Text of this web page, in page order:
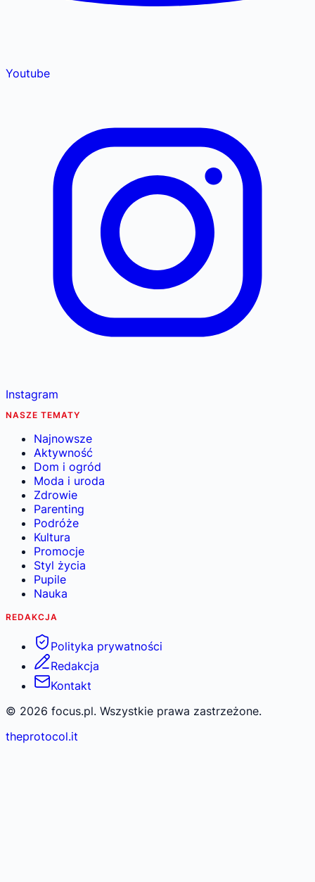
Youtube
Instagram
NASZE TEMATY
Najnowsze
Aktywność
Dom i ogród
Moda i uroda
Zdrowie
Parenting
Podróże
Kultura
Promocje
Styl życia
Pupile
Nauka
REDAKCJA
Polityka prywatności
Redakcja
Kontakt
© 2026 focus.pl. Wszystkie prawa zastrzeżone.
theprotocol.it